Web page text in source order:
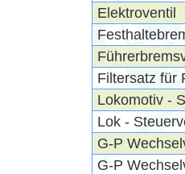
Elektroventil
Filtersatz für
Lokomotiv -
Lok -
G-P
G-P